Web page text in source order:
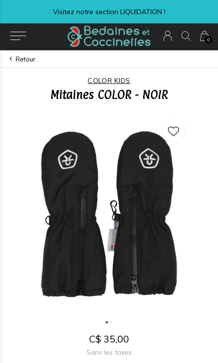
0
Visitez notre section LIQUIDATION !
Retour
COLOR KIDS
Mitaines COLOR - NOIR
C$ 35,00
Sans les taxes